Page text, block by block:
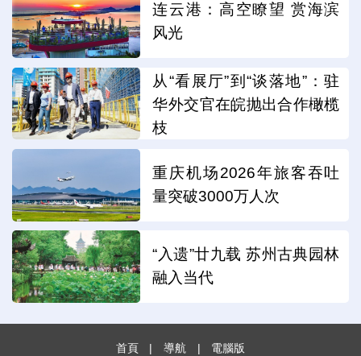
连云港：高空瞭望 赏海滨
风光
从“看展厅”到“谈落地”：驻
华外交官在皖抛出合作橄榄
枝
重庆机场2026年旅客吞吐
量突破3000万人次
“入遗”廿九载 苏州古典园林
融入当代
首頁 | 導航 | 電腦版